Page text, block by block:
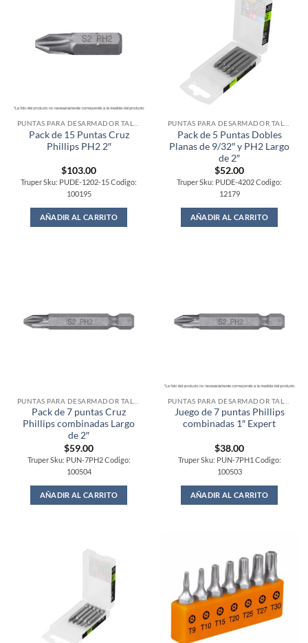
Pack de 15 Puntas Cruz
Phillips PH2 2″
$103.00
Truper Sku: PUDE-1202-15 Codigo:
100195
AÑADIR AL CARRITO
Pack de 5 Puntas Dobles
Planas de 9/32″ y PH2 Largo
de 2″
$52.00
Truper Sku: PUDE-4202 Codigo:
12179
AÑADIR AL CARRITO
Pack de 7 puntas Cruz
Phillips combinadas Largo
de 2″
$59.00
Truper Sku: PUN-7PH2 Codigo:
100504
AÑADIR AL CARRITO
Juego de 7 puntas Phillips
combinadas 1″ Expert
$38.00
Truper Sku: PUN-7PH1 Codigo:
100503
AÑADIR AL CARRITO